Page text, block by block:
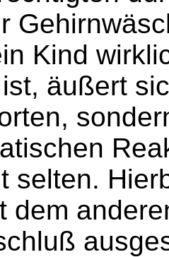
Kind
äußert
selten.
dem